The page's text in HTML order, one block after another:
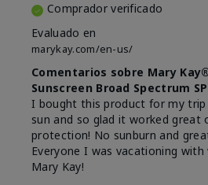
Comprador verificado
Evaluado en
marykay.com/en-us/
Comentarios sobre Mary
Sunscreen Broad Spectrum
I bought this product for my
sun and so glad it worked great
protection! No sunburn and
Everyone I was vacationing
Mary Kay!